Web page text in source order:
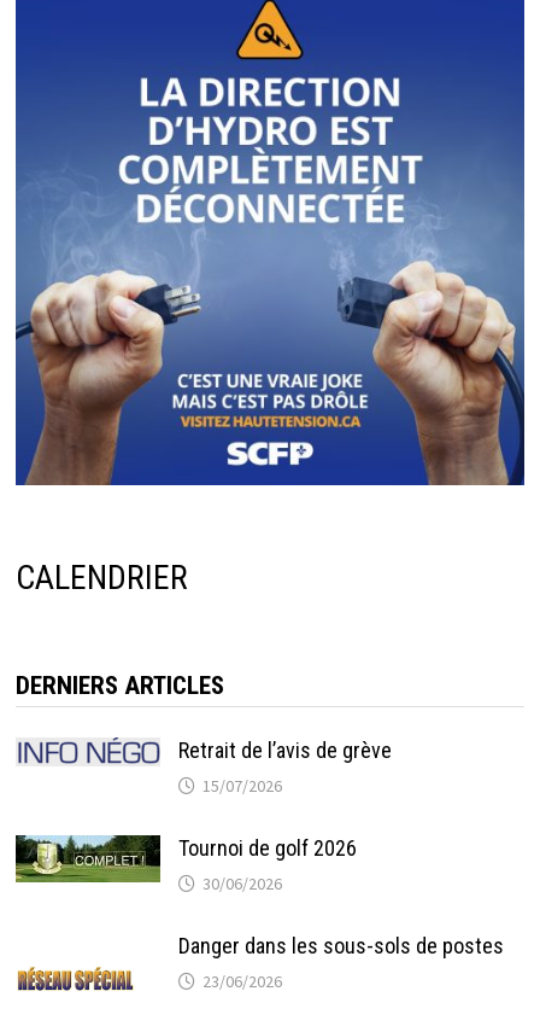
CALENDRIER
DERNIERS ARTICLES
Retrait de l’avis de grève
15/07/2026
Tournoi de golf 2026
30/06/2026
Danger dans les sous-sols de postes
23/06/2026